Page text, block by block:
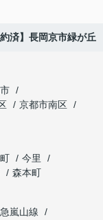
約済】長岡京市緑が丘
京都市南区
今里
森本町
嵐山線